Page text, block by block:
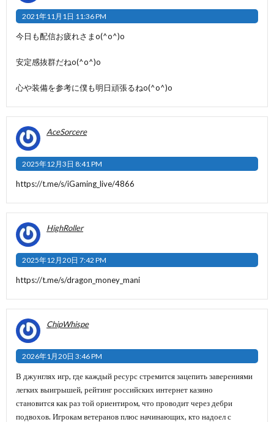
2021年11月1日 11:36 PM
今日も配信お疲れさまo(^o^)o
安定感抜群だねo(^o^)o
心や装備を参考に僕も明日頑張るねo(^o^)o
AceSorcere
2025年12月3日 8:41 PM
https://t.me/s/iGaming_live/4866
HighRoller
2025年12月20日 7:42 PM
https://t.me/s/dragon_money_mani
ChipWhispe
2026年1月20日 3:46 PM
В джунглях игр, где каждый ресурс стремится зацепить заверениями
легких выигрышей, рейтинг российских интернет казино
становится как раз той ориентиром, что проводит через дебри
подвохов. Игрокам ветеранов плюс начинающих, кто надоел с